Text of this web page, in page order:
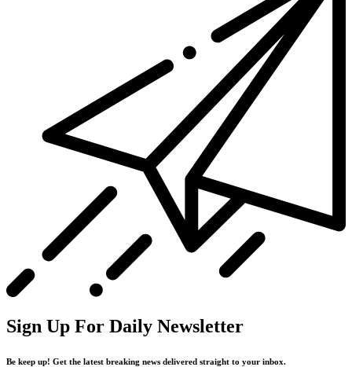
Sign Up For Daily Newsletter
Be keep up! Get the latest breaking news delivered straight to your inbox.